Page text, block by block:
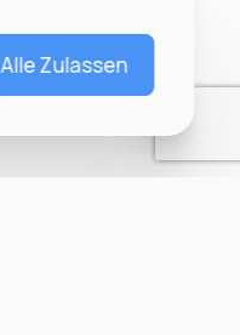
Alle Zulassen